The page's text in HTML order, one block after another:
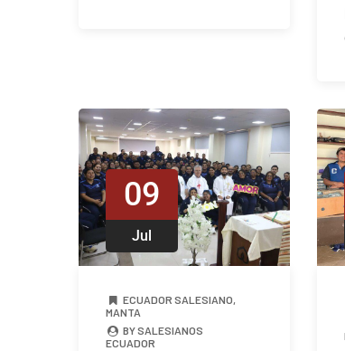
09
Jul
ECUADOR SALESIANO
MANTA
BY SALESIANOS
ECUADOR